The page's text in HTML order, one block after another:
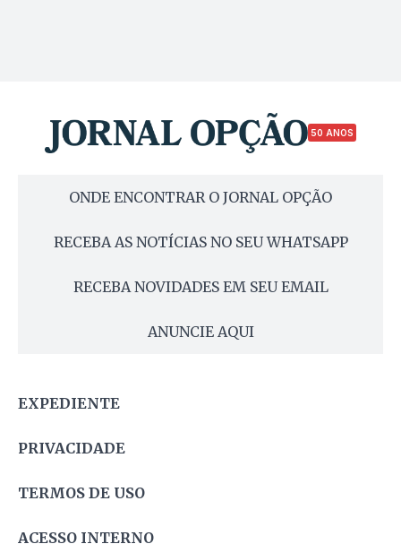
50 ANOS
ONDE ENCONTRAR O JORNAL OPÇÃO
RECEBA AS NOTÍCIAS NO SEU WHATSAPP
RECEBA NOVIDADES EM SEU EMAIL
ANUNCIE AQUI
EXPEDIENTE
PRIVACIDADE
TERMOS DE USO
ACESSO INTERNO